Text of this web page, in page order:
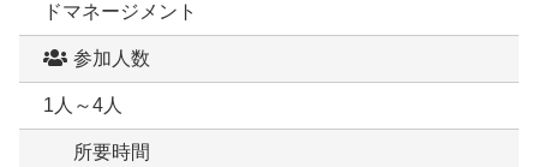
ドマネージメント
参加人数
1人～4人
所要時間